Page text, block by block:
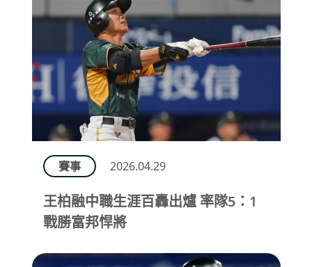
賽事 2026.04.29
王柏融中職生涯百轟出爐 率隊5：1
戰勝富邦悍將